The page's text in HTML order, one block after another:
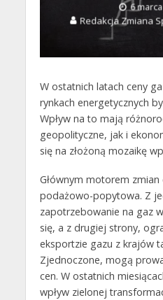
6
Redakcja Zmiana
W ostatnich latach ceny
rynkach energetycznych
Wpływ na to mają
geopolityczne, jak i
się na złożoną mozaikę
Głównym motorem
podażowo-popytowa. Z
zapotrzebowanie na gaz
się, a z drugiej strony,
eksportzie gazu z krajów
Zjednoczone, mogą
cen. W ostatnich
wpływ zielonej